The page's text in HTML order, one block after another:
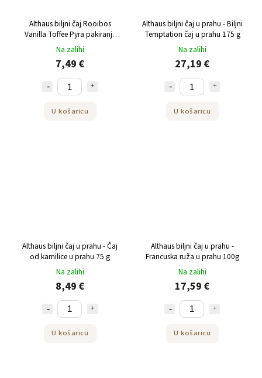
Althaus biljni čaj Rooibos
Vanilla Toffee Pyra pakiranje
15x2,75g
Na zalihi
7,49 €
U košaricu
Althaus biljni čaj u prahu - Biljni
Temptation čaj u prahu 175 g
Na zalihi
27,19 €
U košaricu
Althaus biljni čaj u prahu - Čaj
od kamilice u prahu 75 g
Na zalihi
8,49 €
U košaricu
Althaus biljni čaj u prahu -
Francuska ruža u prahu 100g
Na zalihi
17,59 €
U košaricu